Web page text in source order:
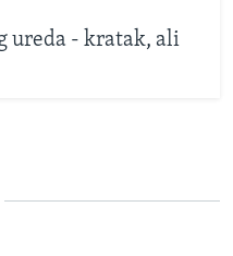
ureda - kratak, ali